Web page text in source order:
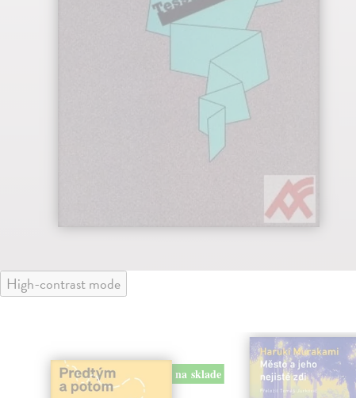
High-contrast mode
na sklade